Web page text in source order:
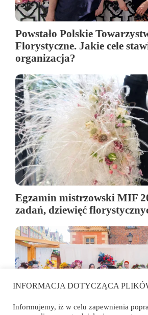
Powstało Polskie
Florystyczne. Jakie cele
organizacja?
Egzamin mistrzowski MIF
zadań, dziewięć
INFORMACJA DOTYCZĄCA
Informujemy, iż w celu zapewnienia